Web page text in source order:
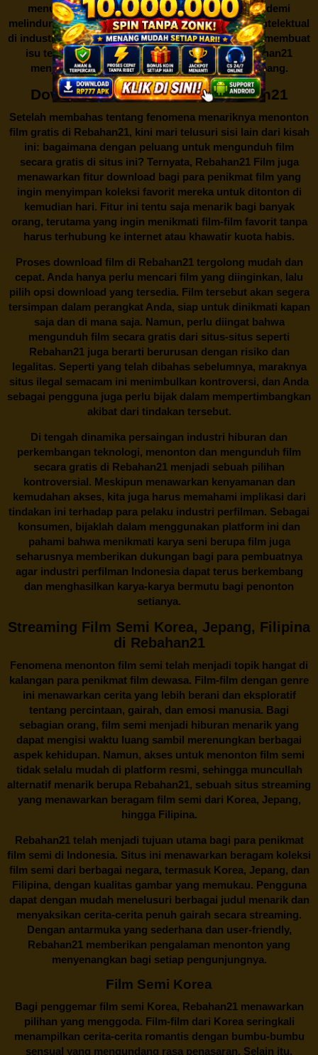
menutup situs-situs ilegal semacam Rebahan21 demi
melindungi keberlangsungan bisnis dan kekayaan intelektual
di industri hiburan. Konflik kepentingan inilah yang membuat
isu tentang menonton film secara gratis diRebahan21
menjadi perbincangan seru yang terus berkembang.
Download Film Gratis di Rebahan21
Setelah membahas tentang fenomena menariknya menonton
film gratis di Rebahan21, kini mari telusuri sisi lain dari kisah
ini: bagaimana dengan peluang untuk mengunduh film
secara gratis di situs ini? Ternyata, Rebahan21 Film juga
menawarkan fitur download bagi para penikmat film yang
ingin menyimpan koleksi favorit mereka untuk ditonton di
kemudian hari. Fitur ini tentu saja menarik bagi banyak
orang, terutama yang ingin menikmati film-film favorit tanpa
harus terhubung ke internet atau khawatir kuota habis.
Proses download film di Rebahan21tergolong mudah dan
cepat. Anda hanya perlu mencari film yang diinginkan, lalu
pilih opsi download yang tersedia. Film tersebut akan segera
tersimpan dalam perangkat Anda, siap untuk dinikmati kapan
saja dan di mana saja. Namun, perlu diingat bahwa
mengunduh film secara gratis dari situs-situs seperti
Rebahan21 juga berarti berurusan dengan risiko dan
legalitas. Seperti yang telah dibahas sebelumnya, maraknya
situs ilegal semacam ini menimbulkan kontroversi, dan Anda
sebagai pengguna juga perlu bijak dalam mempertimbangkan
akibat dari tindakan tersebut.
Di tengah dinamika persaingan industri hiburan dan
perkembangan teknologi, menonton dan mengunduh film
secara gratis di Rebahan21 menjadi sebuah pilihan
kontroversial. Meskipun menawarkan kenyamanan dan
kemudahan akses, kita juga harus memahami implikasi dari
tindakan ini terhadap para pelaku industri perfilman. Sebagai
konsumen, bijaklah dalam menggunakan platform ini dan
pahami bahwa menikmati karya seni berupa film juga
seharusnya memberikan dukungan bagi para pembuatnya
agar industri perfilman Indonesia dapat terus berkembang
dan menghasilkan karya-karya bermutu bagi penonton
setianya.
Streaming Film Semi Korea, Jepang, Filipina
di Rebahan21
Fenomena menonton film semi telah menjadi topik hangat di
kalangan para penikmat film dewasa. Film-film dengan genre
ini menawarkan cerita yang lebih berani dan eksploratif
tentang percintaan, gairah, dan emosi manusia. Bagi
sebagian orang, film semi menjadi hiburan menarik yang
dapat mengisi waktu luang sambil merenungkan berbagai
aspek kehidupan. Namun, akses untuk menonton film semi
tidak selalu mudah di platform resmi, sehingga muncullah
alternatif menarik berupa Rebahan21, sebuah situs streaming
yang menawarkan beragam film semi dari Korea, Jepang,
hingga Filipina.
Rebahan21telah menjadi tujuan utama bagi para penikmat
film semi di Indonesia. Situs ini menawarkan beragam koleksi
film semi dari berbagai negara, termasuk Korea, Jepang, dan
Filipina, dengan kualitas gambar yang memukau. Pengguna
dapat dengan mudah menelusuri berbagai judul menarik dan
menyaksikan cerita-cerita penuh gairah secara streaming.
Dengan antarmuka yang sederhana dan user-friendly,
Rebahan21 memberikan pengalaman menonton yang
menyenangkan bagi setiap pengunjungnya.
Film Semi Korea
Bagi penggemar film semi Korea, Rebahan21menawarkan
pilihan yang menggoda. Film-film dari Korea seringkali
menampilkan cerita-cerita romantis dengan bumbu-bumbu
sensual yang mengundang rasa penasaran. Selain itu,